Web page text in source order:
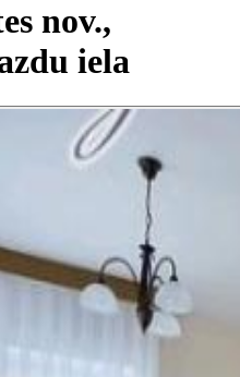
nov.,
iela